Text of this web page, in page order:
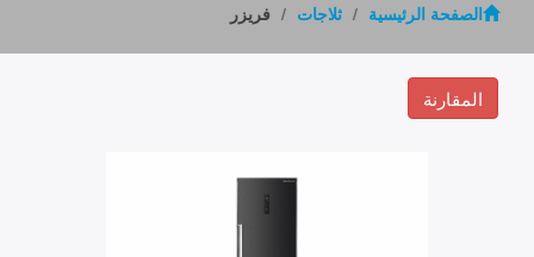
الصفحة الرئيسية
ثلاجات فريزر
المقارنة